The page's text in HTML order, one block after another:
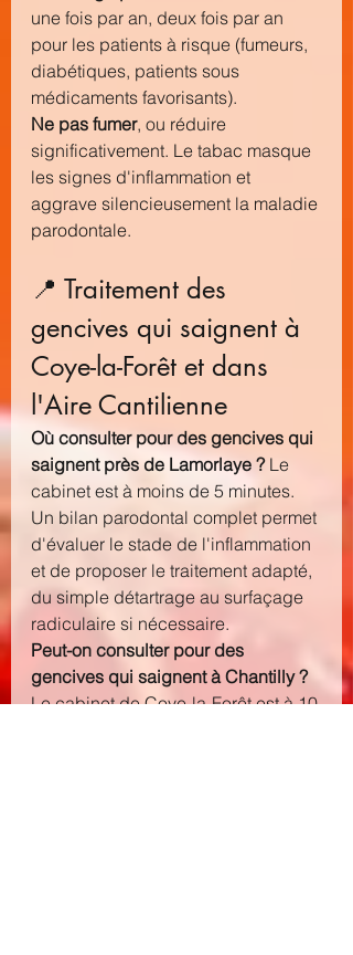
une fois par an, deux fois par an
pour les patients à risque (fumeurs,
diabétiques, patients sous
médicaments favorisants).
Ne pas fumer, ou réduire
significativement. Le tabac masque
les signes d'inflammation et
aggrave silencieusement la maladie
parodontale.
📍 Traitement des
gencives qui saignent à
Coye-la-Forêt et dans
l'Aire Cantilienne
Où consulter pour des gencives qui
saignent près de Lamorlaye ? Le
cabinet est à moins de 5 minutes.
Un bilan parodontal complet permet
d'évaluer le stade de l'inflammation
et de proposer le traitement adapté,
du simple détartrage au surfaçage
radiculaire si nécessaire.
Peut-on consulter pour des
gencives qui saignent à Chantilly ?
Le cabinet de Coye-la-Forêt est à 10